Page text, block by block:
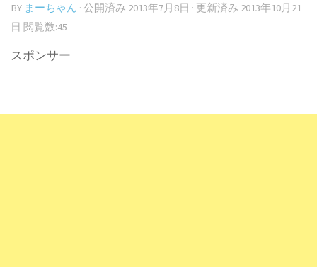
BY まーちゃん · 公開済み 2013年7月8日 · 更新済み 2013年10月21
日 閲覧数:45
スポンサー